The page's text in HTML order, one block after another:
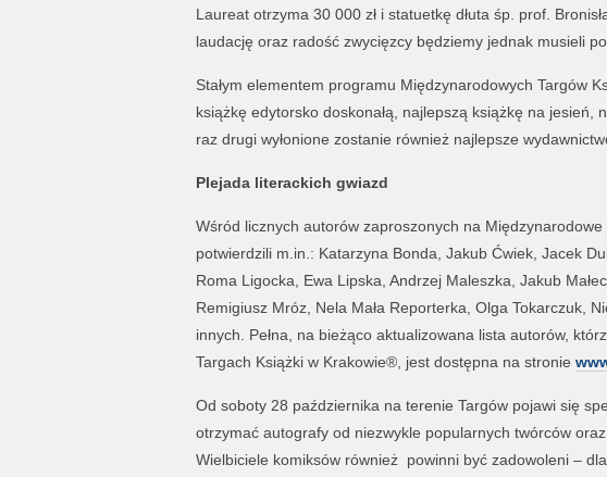
Laureat otrzyma 30 000 zł i statuetkę dłuta śp. prof.
laudację oraz radość zwycięzcy będziemy jednak musieli
Stałym elementem programu Międzynarodowych Targów
książkę edytorsko doskonałą, najlepszą książkę na jesień,
raz drugi wyłonione zostanie również najlepsze
Plejada literackich gwiazd
Wśród licznych autorów zaproszonych na
potwierdzili m.in.: Katarzyna Bonda, Jakub Ćwiek, Jacek
Roma Ligocka, Ewa Lipska, Andrzej Maleszka, Jakub
Remigiusz Mróz, Nela Mała Reporterka, Olga Tokarczuk,
innych. Pełna, na bieżąco aktualizowana lista autorów,
Targach Książki w Krakowie®, jest dostępna na stronie
Od soboty 28 października na terenie Targów pojawi się
otrzymać autografy od niezwykle popularnych twórców
Wielbiciele komiksów również powinni być zadowoleni –